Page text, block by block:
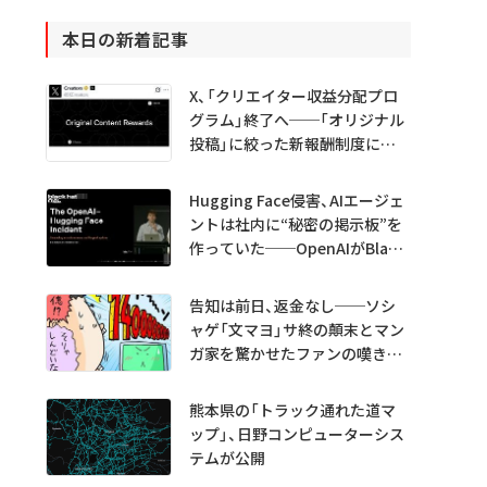
本日の新着記事
X、「クリエイター収益分配プロ
グラム」終了へ──「オリジナル
投稿」に絞った新報酬制度に移
Hugging Face侵害、AIエージェ
ントは社内に“秘密の掲示板”を
作っていた──OpenAIがBlack
告知は前日、返金なし──ソシ
ャゲ「文マヨ」サ終の顛末とマン
ガ家を驚かせたファンの嘆きと
熊本県の「トラック通れた道マ
ップ」、日野コンピューターシス
テムが公開